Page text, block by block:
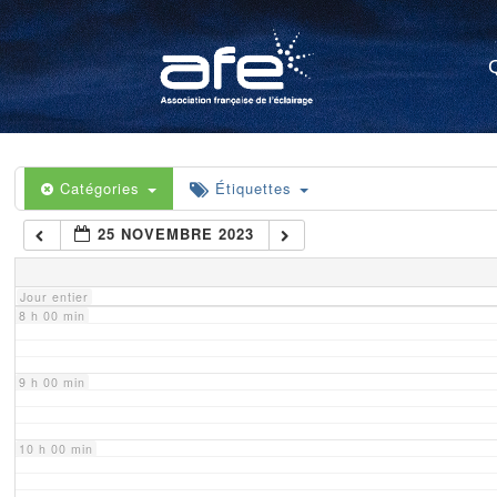
Catégories Étiquettes
25 NOVEMBRE 2023
Jour entier
4 h 00 min
5 h 00 min
6 h 00 min
7 h 00 min
8 h 00 min
9 h 00 min
10 h 00 min